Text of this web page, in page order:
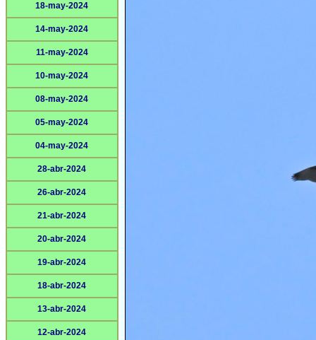
18-may-2024
14-may-2024
11-may-2024
10-may-2024
08-may-2024
05-may-2024
04-may-2024
28-abr-2024
26-abr-2024
21-abr-2024
20-abr-2024
19-abr-2024
18-abr-2024
13-abr-2024
12-abr-2024